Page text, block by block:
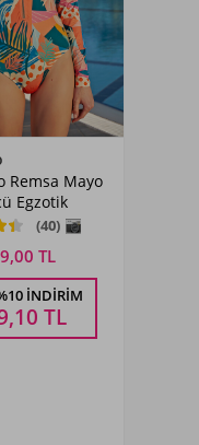
Remsa Mayo
Egzotik
(40)
TL
İNDIRIM
TL